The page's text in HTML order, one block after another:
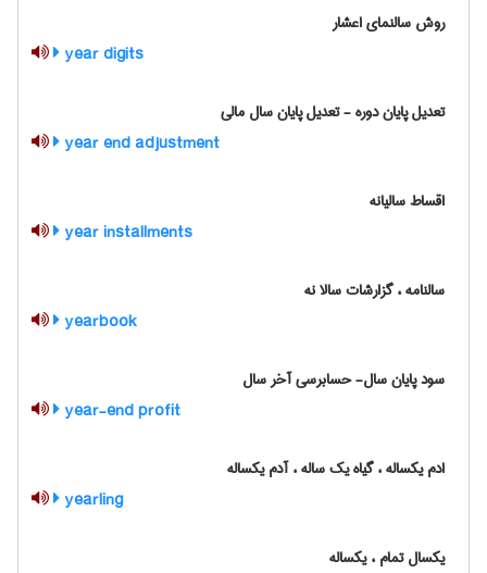
روش سالنمای اعشار
year digits
تعدیل پایان دوره - تعدیل پایان سال مالی
year end adjustment
اقساط سالیانه
year installments
سالنامه ، گزارشات سالا نه
yearbook
سود پایان سال- حسابرسی آخر سال
year-end profit
ادم یکساله ، گیاه یک ساله ، آدم یکساله
yearling
یکسال تمام ، یکساله